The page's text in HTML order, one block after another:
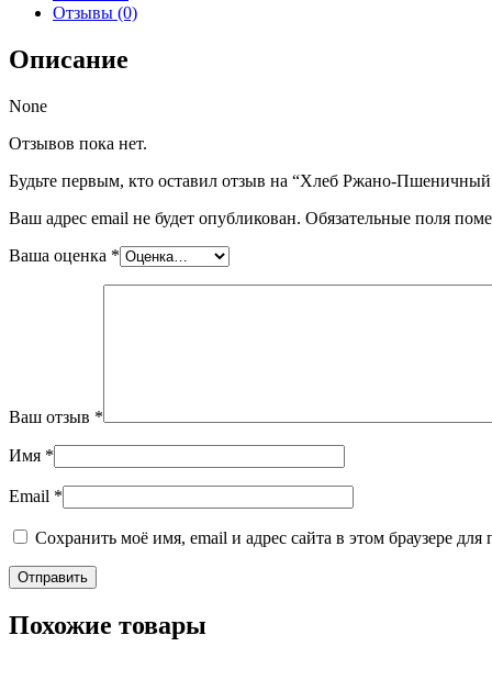
Отзывы (0)
Описание
None
Отзывов пока нет.
Будьте первым, кто оставил отзыв на “Хлеб Ржано-Пшеничный
Ваш адрес email не будет опубликован. Обязательные поля
Ваша оценка *
Ваш отзыв *
Имя *
Email *
Сохранить моё имя, email и адрес сайта в этом браузере
Похожие товары